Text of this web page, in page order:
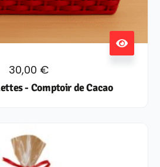
30,00 €
- Comptoir de Cacao